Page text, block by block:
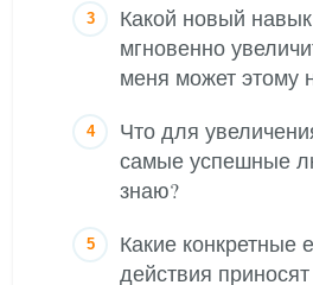
Какой новый
мгновенно
меня может этому
Что для
самые успешные
знаю?
Какие конкретные
действия